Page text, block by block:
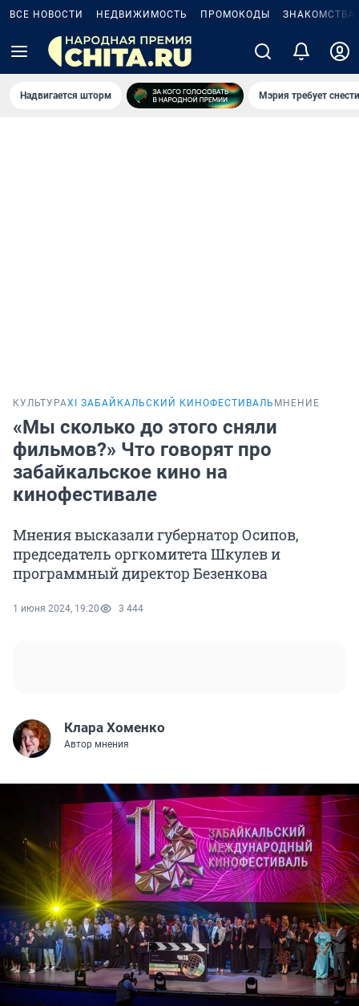
ВСЕ НОВОСТИ НЕДВИЖИМОСТЬ ПРОМОКОДЫ ЗНАКОМСТВА
Надвигается шторм Мэрия требует
КУЛЬТУРАXI ЗАБАЙКАЛЬСКИЙ КИНОФЕСТИВАЛЬ МНЕНИЕ
«Мы сколько до этого сняли
фильмов?» Что говорят про
забайкальское кино на
кинофестивале
Мнения высказали губернатор Осипов,
председатель оргкомитета Шкулев и
программный директор Безенкова
1 июня 2024, 19:20 3 444
Клара Хоменко
Автор мнения